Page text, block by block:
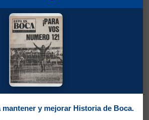
Gracián
(Recopa Sudamericana y Aperturas 2008
jugando en Vélez, en donde fue
mantener y mejorar Historia de Boca.